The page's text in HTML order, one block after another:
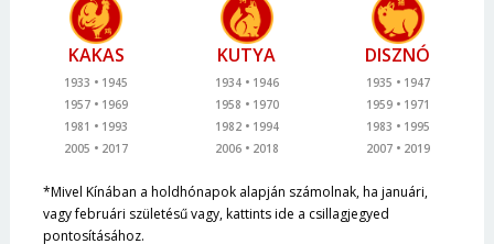
KAKAS
1933
1945
1957
1969
1981
1993
2005
2017
KUTYA
1934
1946
1958
1970
1982
1994
2006
2018
DISZNÓ
1935
1947
1959
1971
1983
1995
2007
2019
*Mivel Kínában a holdhónapok alapján számolnak, ha januári,
vagy februári születésű vagy, kattints ide a csillagjegyed
pontosításához.